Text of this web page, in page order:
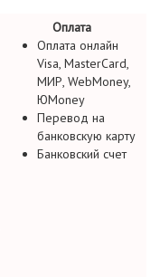
Оплата
Оплата онлайн
Visa, MasterCard,
МИР, WebMoney,
ЮMoney
Перевод на
банковскую карту
Банковский счет